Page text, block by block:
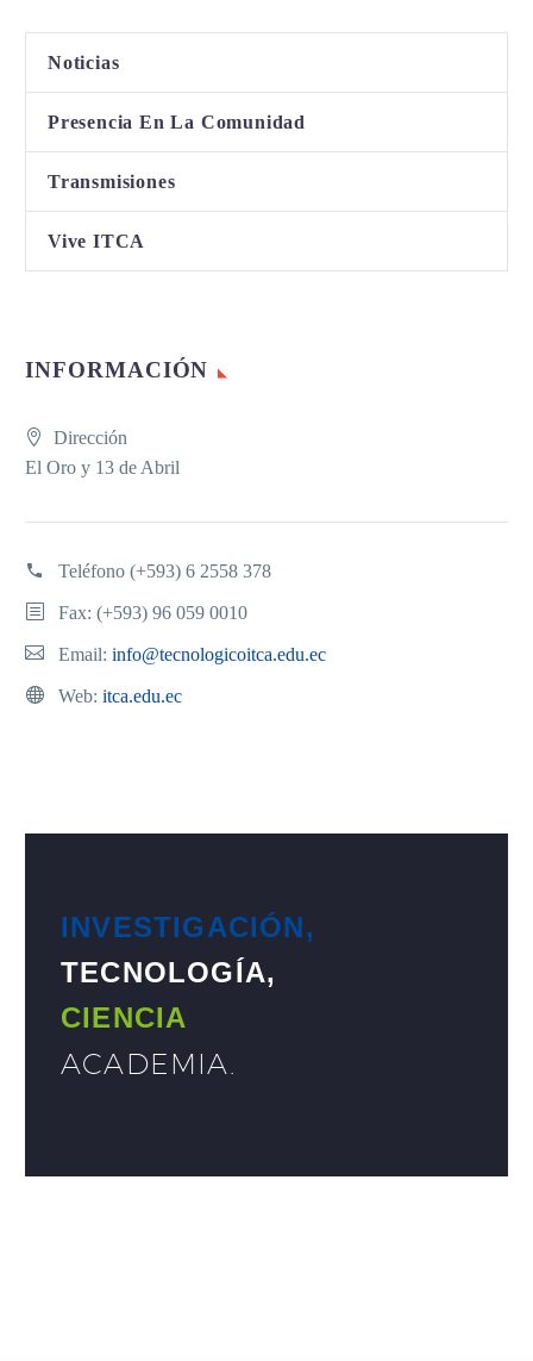
Noticias
Presencia En La Comunidad
Transmisiones
Vive ITCA
INFORMACIÓN
Dirección
El Oro y 13 de Abril
Teléfono (+593) 6 2558 378
Fax: (+593) 96 059 0010
Email: info@tecnologicoitca.edu.ec
Web: itca.edu.ec
INVESTIGACIÓN,
TECNOLOGÍA,
CIENCIA
ACADEMIA